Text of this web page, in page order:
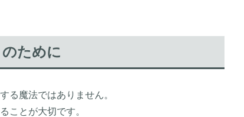
ために
る魔法ではありません。
ことが大切です。